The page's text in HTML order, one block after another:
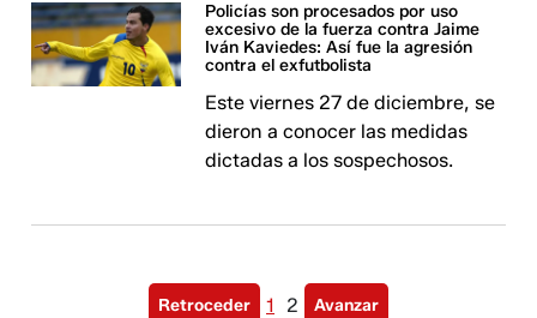
Policías son procesados por uso
excesivo de la fuerza contra Jaime
Iván Kaviedes: Así fue la agresión
contra el exfutbolista
Este viernes 27 de diciembre, se
dieron a conocer las medidas
dictadas a los sospechosos.
Retroceder 1 2 Avanzar